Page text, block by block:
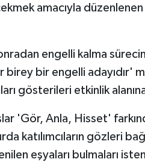
amacıyla
engelli kalma
birey bir engelli adayıdır'
gösterileri etkinlik
'Gör, Anla, Hisset'
katılımcıların gözleri
eşyaları bulmaları